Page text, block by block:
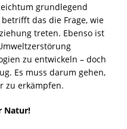
grundlegend
das die Frage, wie
treten. Ebenso ist
zu entwickeln – doch
Es muss darum gehen,
zu erkämpfen.
Natur!